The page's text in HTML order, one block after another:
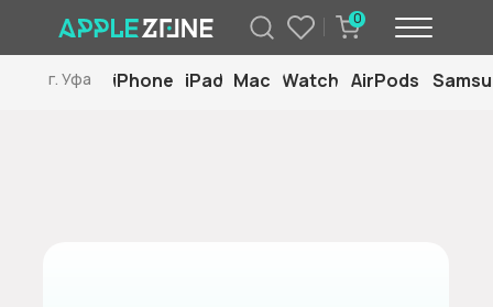
0
iPhone iPad Mac Watch AirPods
г. Уфа